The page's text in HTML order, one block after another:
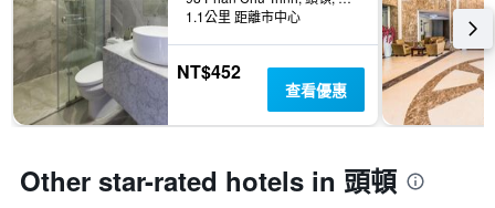
天
內
找
到
的
今
間
飯
店
類
別。
此
圖
有
個
X
軸，
顯
示
距
預
訂
1.1公里 距離市中心
NT$452
查看優惠
Other star-rated hotels in 頭頓